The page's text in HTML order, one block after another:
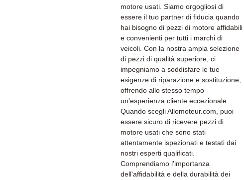
motore usati. Siamo orgogliosi di
essere il tuo partner di fiducia quando
hai bisogno di pezzi di motore affidabili
e convenienti per tutti i marchi di
veicoli. Con la nostra ampia selezione
di pezzi di qualità superiore, ci
impegniamo a soddisfare le tue
esigenze di riparazione e sostituzione,
offrendo allo stesso tempo
un'esperienza cliente eccezionale.
Quando scegli Allomoteur.com, puoi
essere sicuro di ricevere pezzi di
motore usati che sono stati
attentamente ispezionati e testati dai
nostri esperti qualificati.
Comprendiamo l'importanza
dell'affidabilità e della durabilità dei